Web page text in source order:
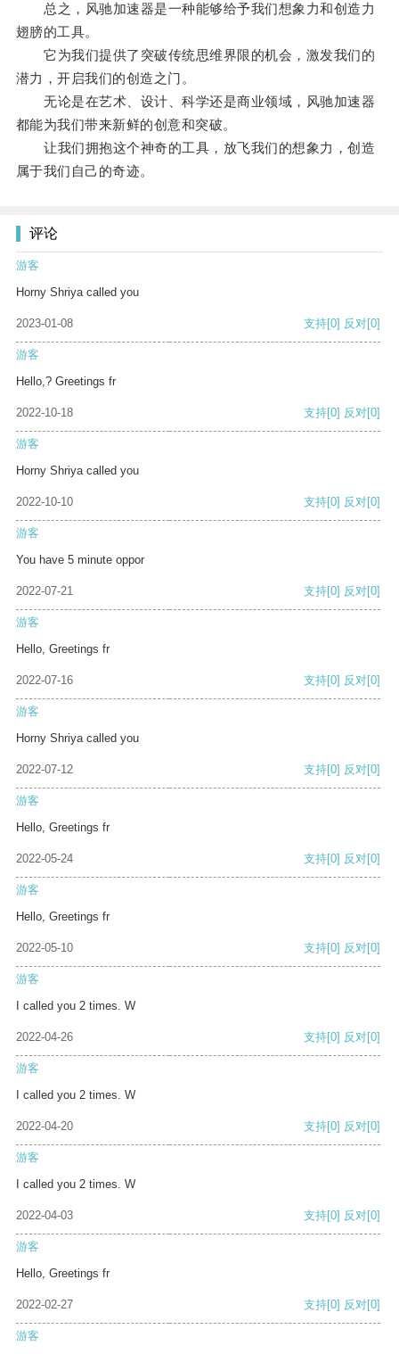
总之，风驰加速器是一种能够给予我们想象力和创造力
翅膀的工具。
它为我们提供了突破传统思维界限的机会，激发我们的
潜力，开启我们的创造之门。
无论是在艺术、设计、科学还是商业领域，风驰加速器
都能为我们带来新鲜的创意和突破。
让我们拥抱这个神奇的工具，放飞我们的想象力，创造
属于我们自己的奇迹。
评论
游客
Horny Shriya called you
2023-01-08 支持[0] 反对[0]
游客
Hello,? Greetings fr
2022-10-18 支持[0] 反对[0]
游客
Horny Shriya called you
2022-10-10 支持[0] 反对[0]
游客
You have 5 minute oppor
2022-07-21 支持[0] 反对[0]
游客
Hello, Greetings fr
2022-07-16 支持[0] 反对[0]
游客
Horny Shriya called you
2022-07-12 支持[0] 反对[0]
游客
Hello, Greetings fr
2022-05-24 支持[0] 反对[0]
游客
Hello, Greetings fr
2022-05-10 支持[0] 反对[0]
游客
I called you 2 times. W
2022-04-26 支持[0] 反对[0]
游客
I called you 2 times. W
2022-04-20 支持[0] 反对[0]
游客
I called you 2 times. W
2022-04-03 支持[0] 反对[0]
游客
Hello, Greetings fr
2022-02-27 支持[0] 反对[0]
游客